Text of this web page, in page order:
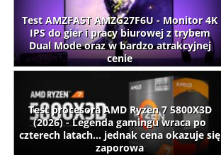
Test AMZFAST AMZG27F6U - Monitor 4K
IPS do gier i pracy biurowej z trybem
Dual Mode oraz w bardzo atrakcyjnej
cenie
Test procesora AMD Ryzen 7 5800X3D
(2026) - Legenda gamingu wraca po
czterech latach... jednak cena okazuje się
zaporowa